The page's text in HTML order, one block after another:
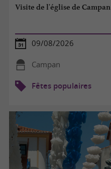
Visite de l'église de Campan
09/08/2026
Campan
Fêtes populaires